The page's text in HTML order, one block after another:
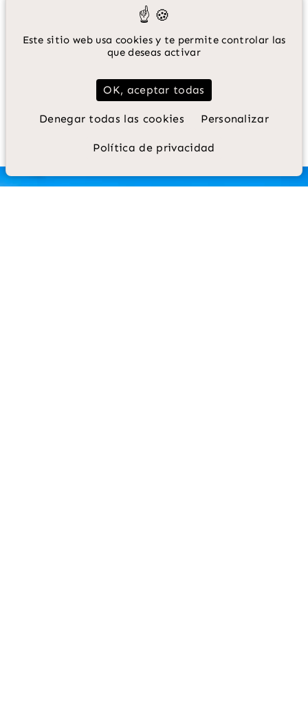
nizardas mientras contemplan el ir y venir de los
locales, recuerdos únicos y creaciones artesanales.
Pasear por las calles de la vieja Niza es sumergirse en el
alma de la ciudad, un lugar en el que cada esquina revela
un poco más de su encanto atemporal.
Este sitio web usa cookies y te permite controlar las
que deseas activar
OK, aceptar todas
Denegar todas las cookies Personalizar
Política de privacidad